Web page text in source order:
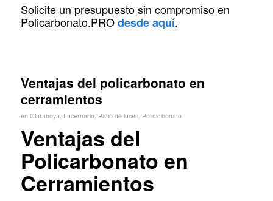
Solicite un presupuesto sin compromiso en
Policarbonato.PROdesde aquí.
Ventajas del policarbonato en
cerramientos
en Claraboya, Lucernario, Patio de luces, Policarbonato
Ventajas del
Policarbonato en
Cerramientos